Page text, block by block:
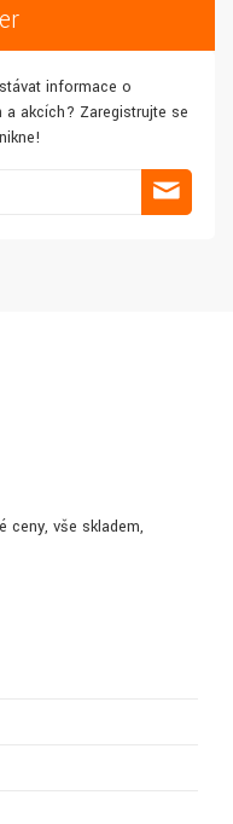
informace o
a akcích? Zaregistrujte se
ceny, vše skladem,